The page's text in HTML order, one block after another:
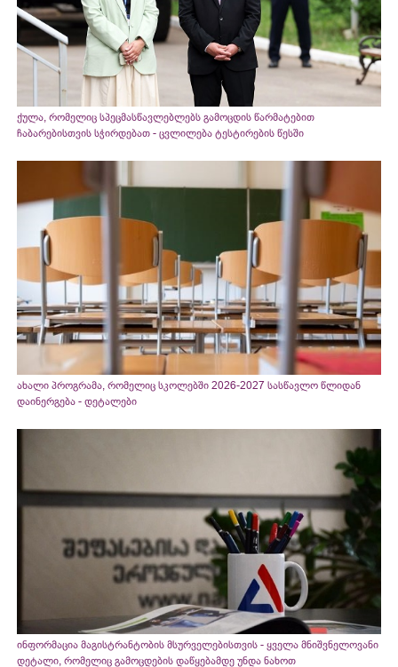
ქულა, რომელიც სპეცმასწავლებლებს გამოცდის წარმატებით
ჩაბარებისთვის სჭირდებათ - ცვლილება ტესტირების წესში
ახალი პროგრამა, რომელიც სკოლებში 2026-2027 სასწავლო წლიდან
დაინერგება - დეტალები
ინფორმაცია მაგისტრანტობის მსურველებისთვის - ყველა მნიშვნელოვანი
დეტალი, რომელიც გამოცდების დაწყებამდე უნდა ნახოთ